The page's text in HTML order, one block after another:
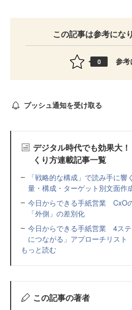
この記事は参考にな
0 参考
プッシュ通知を受け取る
デジタル時代でも効果大
くり方連載記事一覧
「戦略的な構成」で読み手に
量・構成・ターゲット別文面作
今日からできる手紙営業 CxO
「外側」の差別化
今日からできる手紙営業 4ス
につながる」アプローチリスト
もっと読む
この記事の著者